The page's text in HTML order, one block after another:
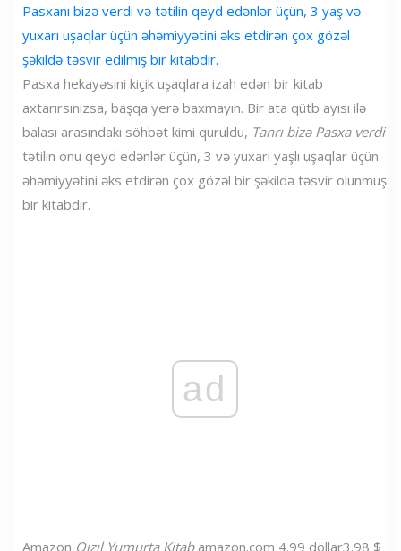
Pasxanı bizə verdi və tətilin qeyd edənlər üçün, 3 yaş və
yuxarı uşaqlar üçün əhəmiyyətini əks etdirən çox gözəl
şəkildə təsvir edilmiş bir kitabdır.
Pasxa hekayəsini kiçik uşaqlara izah edən bir kitab
axtarırsınızsa, başqa yerə baxmayın. Bir ata qütb ayısı ilə
balası arasındakı söhbət kimi quruldu, Tanrı bizə Pasxa verdi
tətilin onu qeyd edənlər üçün, 3 və yuxarı yaşlı uşaqlar üçün
əhəmiyyətini əks etdirən çox gözəl bir şəkildə təsvir olunmuş
bir kitabdır.
ad
Amazon Qızıl Yumurta Kitab amazon.com 4.99 dollar3.98 $